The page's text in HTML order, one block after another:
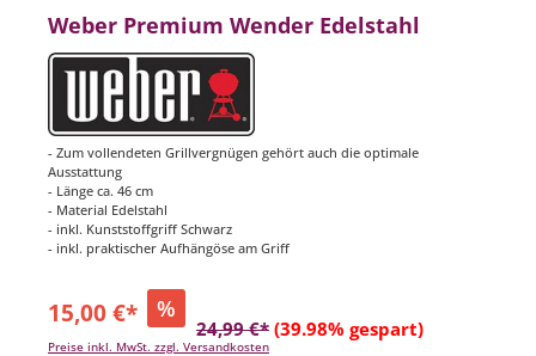
Weber Premium Wender Edelstahl
- Zum vollendeten Grillvergnügen gehört auch die optimale
Ausstattung
- Länge ca. 46 cm
- Material Edelstahl
- inkl. Kunststoffgriff Schwarz
- inkl. praktischer Aufhängöse am Griff
15,00 €* %
24,99 €* (39.98% gespart)
Preise inkl. MwSt. zzgl. Versandkosten